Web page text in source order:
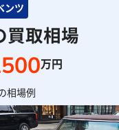
ンツ
買取相場
万円
相場例